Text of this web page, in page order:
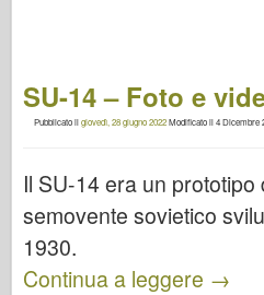
SU-14 – Foto e
Pubblicato ilgiovedì, 28 giugno 2022Modificato il4 Dicembre
Il SU-14 era un prototipo
semovente sovietico
1930.
Continua a leggere →